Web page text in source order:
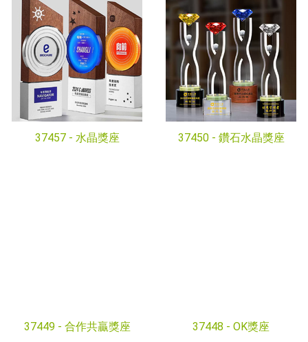
37457 - 水晶獎座 37450 - 鑽石水晶獎座
37449 - 合作共贏獎座 37448 - OK獎座